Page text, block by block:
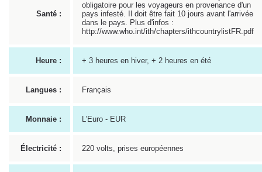
Santé :
obligatoire pour les voyageurs en provenance d'un
pays infesté. Il doit être fait 10 jours avant l'arrivée
dans le pays. Plus d'infos :
http://www.who.int/ith/chapters/ithcountrylistFR.pdf
Heure : + 3 heures en hiver, + 2 heures en été
Langues : Français
Monnaie : L'Euro - EUR
Électricité : 220 volts, prises européennes